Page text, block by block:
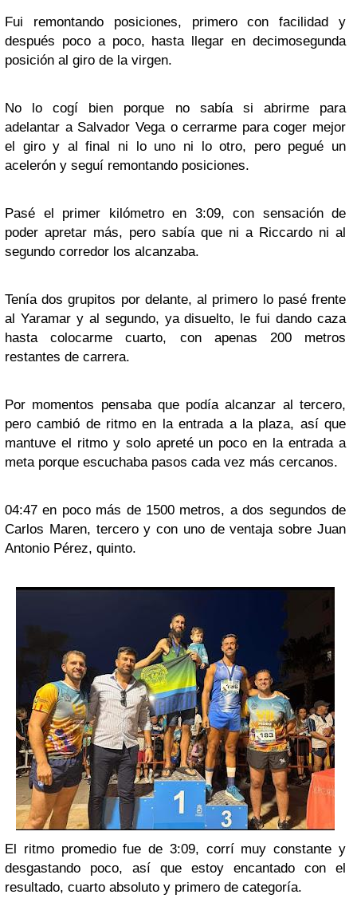
Fui remontando posiciones, primero con facilidad y
después poco a poco, hasta llegar en decimosegunda
posición al giro de la virgen.
No lo cogí bien porque no sabía si abrirme para
adelantar a Salvador Vega o cerrarme para coger mejor
el giro y al final ni lo uno ni lo otro, pero pegué un
acelerón y seguí remontando posiciones.
Pasé el primer kilómetro en 3:09, con sensación de
poder apretar más, pero sabía que ni a Riccardo ni al
segundo corredor los alcanzaba.
Tenía dos grupitos por delante, al primero lo pasé frente
al Yaramar y al segundo, ya disuelto, le fui dando caza
hasta colocarme cuarto, con apenas 200 metros
restantes de carrera.
Por momentos pensaba que podía alcanzar al tercero,
pero cambió de ritmo en la entrada a la plaza, así que
mantuve el ritmo y solo apreté un poco en la entrada a
meta porque escuchaba pasos cada vez más cercanos.
04:47 en poco más de 1500 metros, a dos segundos de
Carlos Maren, tercero y con uno de ventaja sobre Juan
Antonio Pérez, quinto.
El ritmo promedio fue de 3:09, corrí muy constante y
desgastando poco, así que estoy encantado con el
resultado, cuarto absoluto y primero de categoría.